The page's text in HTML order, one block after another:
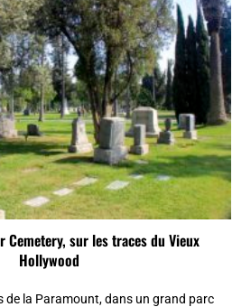
Cemetery, sur les traces du Vieux
Hollywood
de la Paramount, dans un grand parc